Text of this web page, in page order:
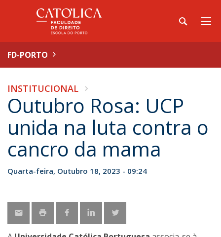
FD-PORTO
INSTITUCIONAL
Outubro Rosa: UCP
unida na luta contra o
cancro da mama
Quarta-feira, Outubro 18, 2023 - 09:24